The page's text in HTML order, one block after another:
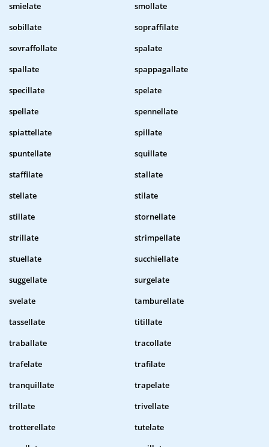
smielate
smollate
sobillate
sopraffilate
sovraffollate
spalate
spallate
spappagallate
specillate
spelate
spellate
spennellate
spiattellate
spillate
spuntellate
squillate
staffilate
stallate
stellate
stilate
stillate
stornellate
strillate
strimpellate
stuellate
succhiellate
suggellate
surgelate
svelate
tamburellate
tassellate
titillate
traballate
tracollate
trafelate
trafilate
tranquillate
trapelate
trillate
trivellate
trotterellate
tutelate